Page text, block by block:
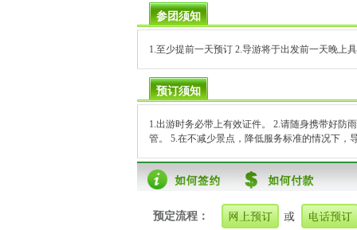
参团须知
1.至少提前一天预订 2.导游将于出发前一天晚上
预订须知
1.出游时务必带上有效证件。 2.请随身携带好防
管。 5.在不减少景点，降低服务标准的情况下，
预定流程：